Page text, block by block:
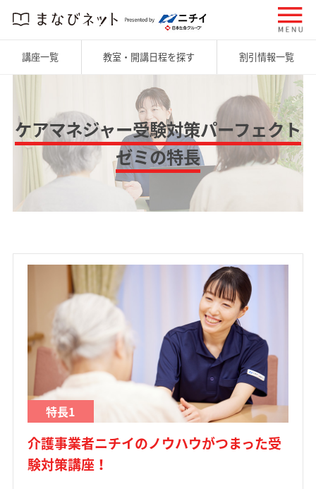
講座一覧 教室・開講日程を探す 割引情報一覧
ケアマネジャー受験対策パーフェクト
ゼミの特長
特長1
介護事業者ニチイのノウハウがつまった受
験対策講座！